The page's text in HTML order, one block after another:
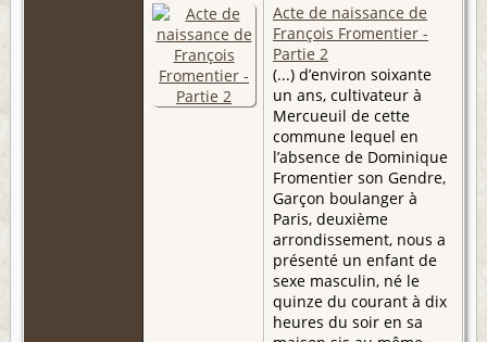
Acte de naissance de
François Fromentier -
Partie 2
(...) d’environ soixante
un ans, cultivateur à
Mercueuil de cette
commune lequel en
l’absence de Dominique
Fromentier son Gendre,
Garçon boulanger à
Paris, deuxième
arrondissement, nous a
présenté un enfant de
sexe masculin, né le
quinze du courant à dix
heures du soir en sa